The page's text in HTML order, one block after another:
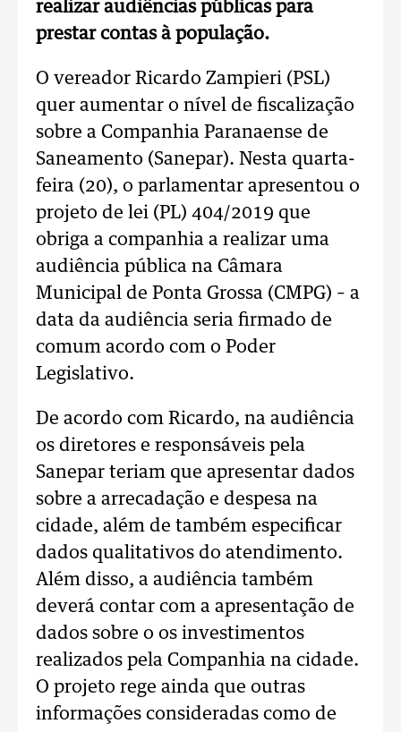
realizar audiências públicas para
prestar contas à população.
O vereador Ricardo Zampieri (PSL)
quer aumentar o nível de fiscalização
sobre a Companhia Paranaense de
Saneamento (Sanepar). Nesta quarta-
feira (20), o parlamentar apresentou o
projeto de lei (PL) 404/2019 que
obriga a companhia a realizar uma
audiência pública na Câmara
Municipal de Ponta Grossa (CMPG) – a
data da audiência seria firmado de
comum acordo com o Poder
Legislativo.
De acordo com Ricardo, na audiência
os diretores e responsáveis pela
Sanepar teriam que apresentar dados
sobre a arrecadação e despesa na
cidade, além de também especificar
dados qualitativos do atendimento.
Além disso, a audiência também
deverá contar com a apresentação de
dados sobre o os investimentos
realizados pela Companhia na cidade.
O projeto rege ainda que outras
informações consideradas como de